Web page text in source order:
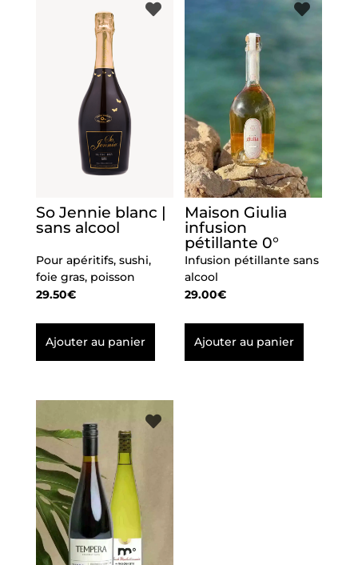
So Jennie blanc |
sans alcool
Pour apéritifs, sushi,
foie gras, poisson
29.50€
Ajouter au panier
Maison Giulia
infusion
pétillante 0°
Infusion pétillante sans
alcool
29.00€
Ajouter au panier